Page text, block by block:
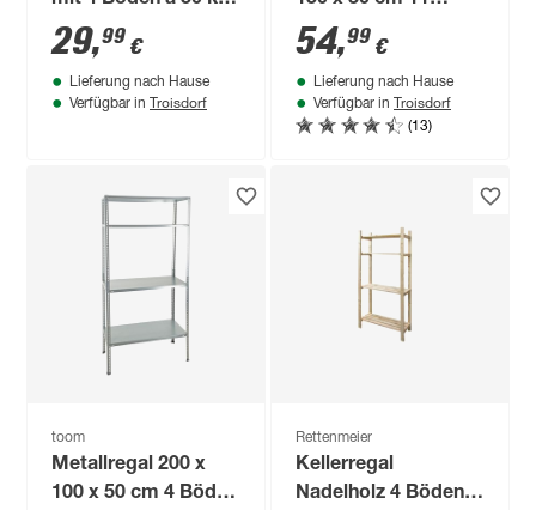
Traglast, verzinkt
140 x 75 x 30 cm
29,99 €
Lieferung nach Hause
Verfügbar in Troisdorf
Böden à 30 kg
verzinkt
54,99 €
Lieferung nach Hause
Verfügbar in Troisdorf
(13)
toom
Metallregal 200 x
100 x 50 cm 4 Böden
Rettenmeier
Kellerregal
Nadelholz 4 Böden